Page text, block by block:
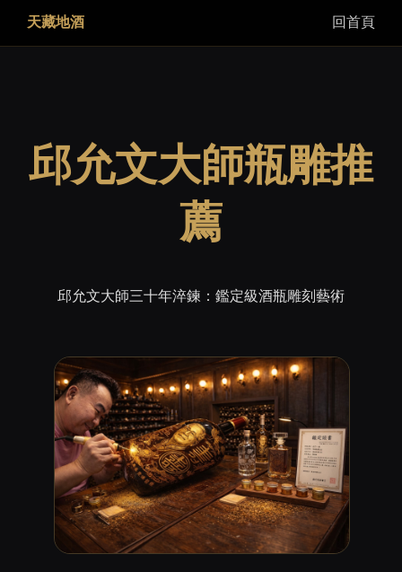
天藏地酒 回首頁
邱允文大師瓶雕推
薦
邱允文大師三十年淬鍊：鑑定級酒瓶雕刻藝術